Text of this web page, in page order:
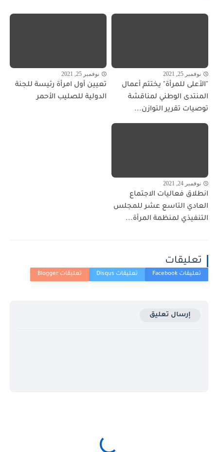
نوفمبر 25, 2021
"الأعلى للمرأة" يختتم أعمال
المنتدى الوطني لمناقشة
توصيات تقرير التوازن...
نوفمبر 25, 2021
تعيين أول امرأة رئيسة للجنة
الدولية للصليب الأحمر
نوفمبر 24, 2021
انطلاق فعاليات الاجتماع
العادي التاسع عشر للمجلس
التنفيذي لمنظمة المرأة...
تعليقات
إرسال تعليق